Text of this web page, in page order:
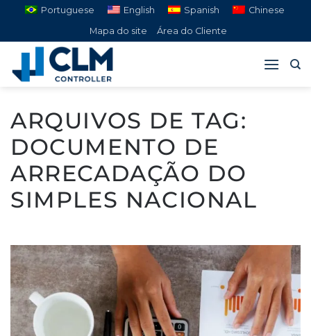
Pular
o
conteúdo
Portuguese English Spanish
Chinese
Mapa do site
Área do Cliente
ARQUIVOS DE TAG:
DOCUMENTO DE
ARRECADAÇÃO DO
SIMPLES NACIONAL